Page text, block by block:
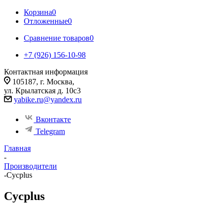
Корзина0
Отложенные0
Сравнение товаров0
+7 (926) 156-10-98
Контактная информация
105187, г. Москва,
ул. Крылатская д. 10с3
yabike.ru@yandex.ru
Вконтакте
Telegram
Главная
-
Производители
-Cycplus
Cycplus